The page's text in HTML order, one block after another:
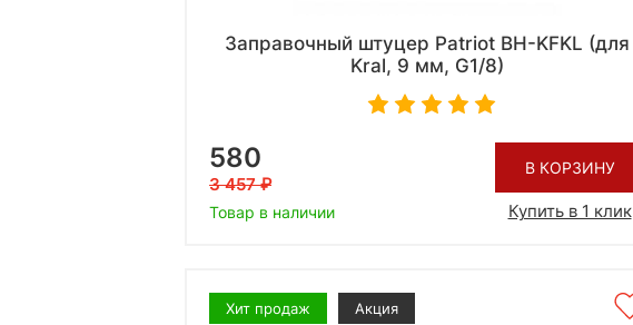
Заправочный штуцер Patriot BH-KFKL (для
Kral, 9 мм, G1/8)
580
3 457
Товар в наличии
В КОРЗИНУ
Купить в 1 клик
Хит продаж Акция